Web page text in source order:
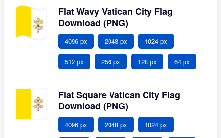
Flat Wavy Vatican City Flag
Download (PNG)
4096 px 2048 px 1024 px
512 px 256 px 128 px 64 px
Flat Square Vatican City Flag
Download (PNG)
4096 px 2048 px 1024 px